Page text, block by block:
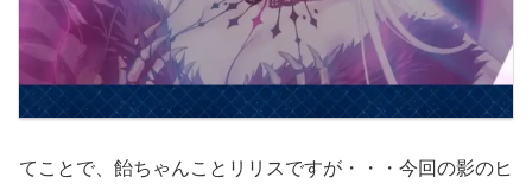
てことで、飴ちゃんことリリスですが・・・今回の影のヒ